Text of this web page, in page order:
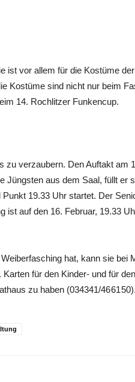
ist vor allem für die Kostüme
Kostüme sind nicht nur beim
14. Rochlitzer Funkencup.
zu verzaubern. Den Auftakt am
Jüngsten aus dem Saal, füllt er
19.33 Uhr startet. Der
ist auf den 16. Februar, 19.33
hat, kann sie bei
Karten für den Kinder- und für den
zu haben (034341/46 61 50).